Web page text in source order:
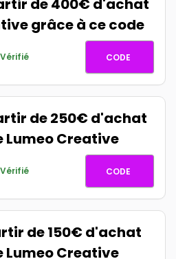
de 400€ d'achat
grâce à ce code
Vérifié 400-
CODE
de 250€ d'achat
Lumeo Creative
Vérifié 250-
CODE
de 150€ d'achat
Lumeo Creative